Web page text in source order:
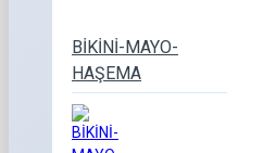
BİKİNİ-MAYO-
HAŞEMA